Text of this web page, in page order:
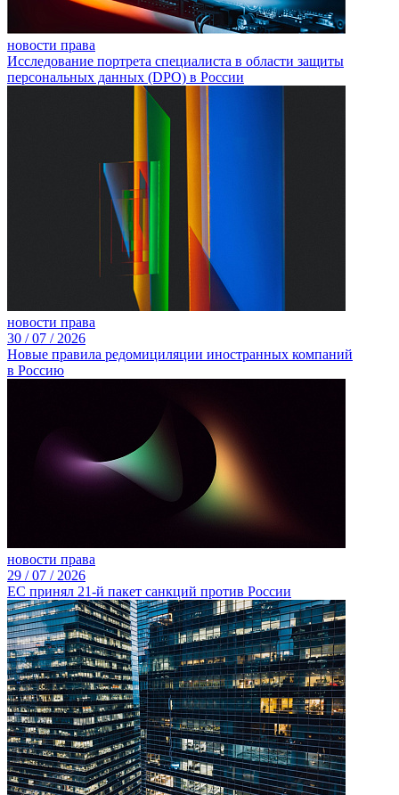
новости права
Исследование портрета специалиста в области защиты
персональных данных (DPO) в России
новости права
30 /07 / 2026
Новые правила редомициляции иностранных компаний
в Россию
новости права
29 /07 / 2026
ЕС принял 21-й пакет санкций против России